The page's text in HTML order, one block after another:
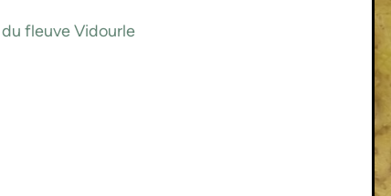
fleuve Vidourle